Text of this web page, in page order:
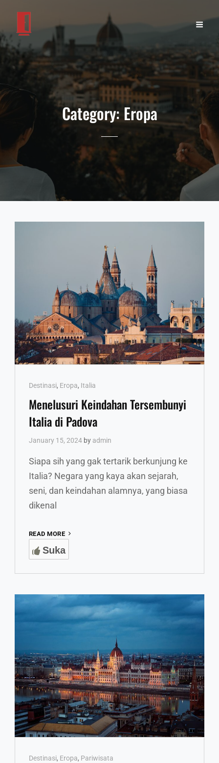
Category:Eropa
Cat
Links
Destinasi, Eropa, Italia
Menelusuri Keindahan Tersembunyi
Italia di Padova
January 15, 2024 by admin
Siapa sih yang gak tertarik berkunjung ke
Italia? Negara yang kaya akan sejarah,
seni, dan keindahan alamnya, yang biasa
dikenal
READ MORE
DI
Suka
Cat
Destinasi, Eropa, Pariwisata